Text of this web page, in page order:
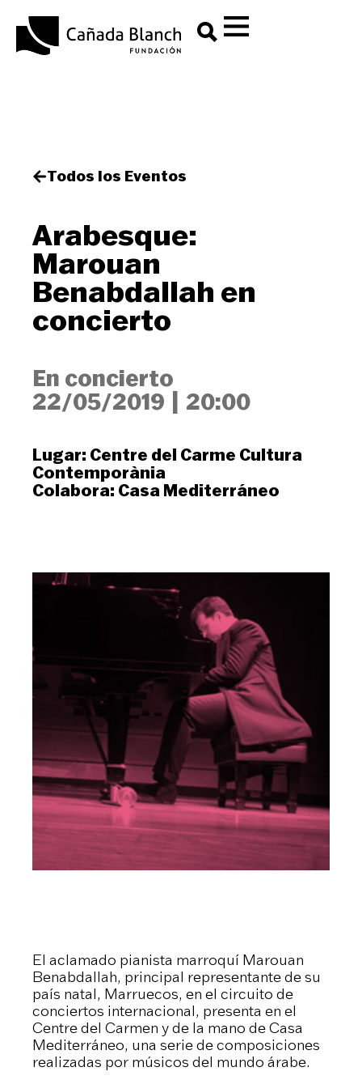
Todos los Eventos
Arabesque:
Marouan
Benabdallah en
concierto
En concierto
22/05/2019
20:00
Lugar: Centre del Carme Cultura
Contemporània
Colabora: Casa Mediterráneo
El aclamado pianista marroquí Marouan
Benabdallah, principal representante de su
país natal, Marruecos, en el circuito de
conciertos internacional, presenta en el
Centre del Carmen y de la mano de Casa
Mediterráneo, una serie de composiciones
realizadas por músicos del mundo árabe.